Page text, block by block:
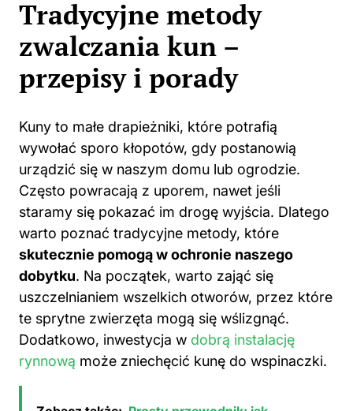
przepisy i porady
Kuny to małe drapieżniki, które potrafią
urządzić się w naszym domu lub ogrodzie.
Często powracają z uporem, nawet jeśli
staramy się pokazać im drogę wyjścia. Dlatego
warto poznać tradycyjne metody, które
skutecznie pomogą w ochronie naszego
dobytku. Na początek, warto zająć się
uszczelnianiem wszelkich otworów, przez które
te sprytne zwierzęta mogą się wślizgnąć.
Dodatkowo, inwestycja w dobrą instalację
rynnowąmoże zniechęcić kunę do wspinaczki.
Zobacz także:
Prosty przewodnik: jak